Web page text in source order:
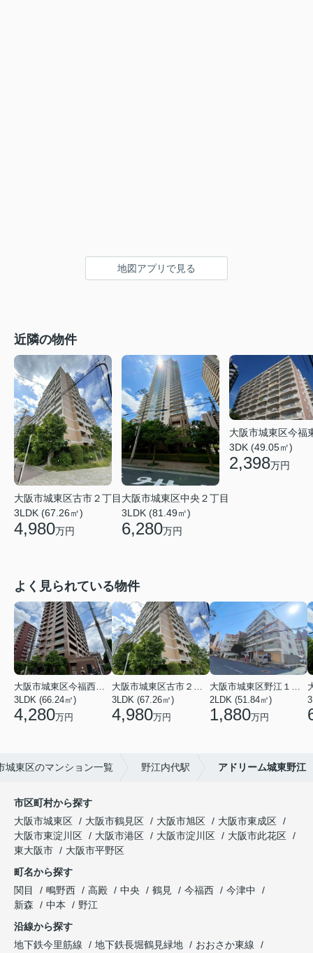
地図アプリで見る
近隣の物件
大阪市城東区古市２丁目
3LDK (67.26㎡)
4,980万円
大阪市城東区中央２丁目
3LDK (81.49㎡)
6,280万円
大阪市城東区今福
3DK (49.05㎡)
2,398万円
よく見られている物件
大阪市城東区今福西６丁目
3LDK (66.24㎡)
4,280万円
大阪市城東区古市２丁目
3LDK (67.26㎡)
4,980万円
大阪市城東区野江１丁目
2LDK (51.84㎡)
1,880万円
城東区のマンション一覧 野江内代駅 アドリーム城東野江
市区町村から探す
大阪市城東区
大阪市鶴見区 大阪市旭区
大阪市東成区
大阪市東淀川区
大阪市港区 大阪市淀川区
大阪市此花区
東大阪市
大阪市平野区
町名から探す
関目
鴫野西 高殿 中央 鶴見 今福西
今津中
新森
中本
野江
沿線から探す
地下鉄今里筋線
地下鉄長堀鶴見緑地
おおさか東線